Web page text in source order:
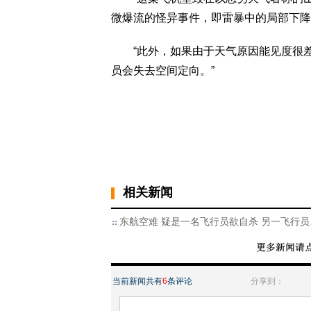
微爆流的怪异事件，即雷暴中的局部下
“此外，如果由于天气原因能见度很
员会失去空间定向。”
相关新闻
东航空难 疑是一名飞行员欲自杀 另一飞行
当前新闻共有6条评论 分享到：